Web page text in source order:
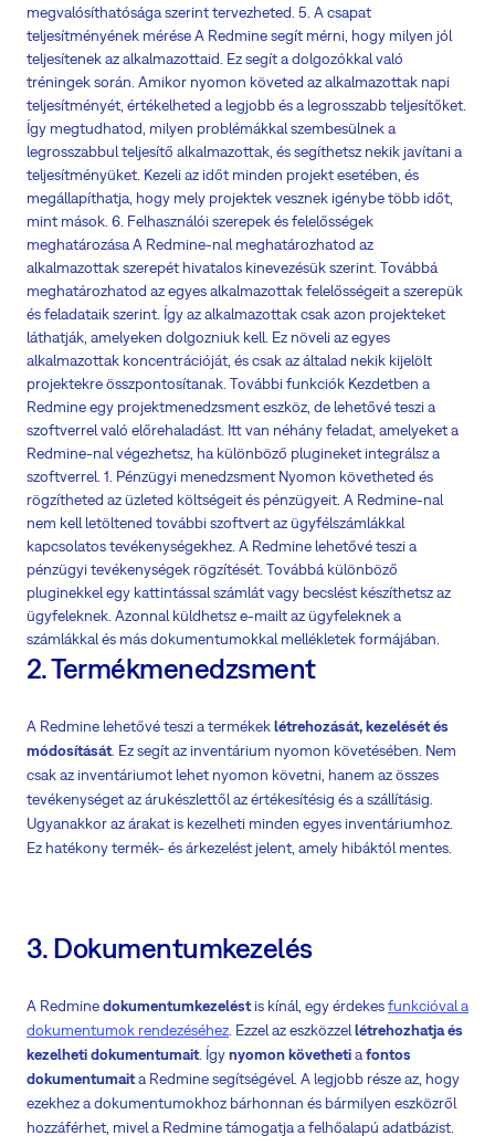
megvalósíthatósága szerint tervezheted. 5. A csapat
teljesítményének mérése A Redmine segít mérni, hogy milyen jól
teljesítenek az alkalmazottaid. Ez segít a dolgozókkal való
tréningek során. Amikor nyomon követed az alkalmazottak napi
teljesítményét, értékelheted a legjobb és a legrosszabb teljesítőket.
Így megtudhatod, milyen problémákkal szembesülnek a
legrosszabbul teljesítő alkalmazottak, és segíthetsz nekik javítani a
teljesítményüket. Kezeli az időt minden projekt esetében, és
megállapíthatja, hogy mely projektek vesznek igénybe több időt,
mint mások. 6. Felhasználói szerepek és felelősségek
meghatározása A Redmine-nal meghatározhatod az
alkalmazottak szerepét hivatalos kinevezésük szerint. Továbbá
meghatározhatod az egyes alkalmazottak felelősségeit a szerepük
és feladataik szerint. Így az alkalmazottak csak azon projekteket
láthatják, amelyeken dolgozniuk kell. Ez növeli az egyes
alkalmazottak koncentrációját, és csak az általad nekik kijelölt
projektekre összpontosítanak. További funkciók Kezdetben a
Redmine egy projektmenedzsment eszköz, de lehetővé teszi a
szoftverrel való előrehaladást. Itt van néhány feladat, amelyeket a
Redmine-nal végezhetsz, ha különböző plugineket integrálsz a
szoftverrel. 1. Pénzügyi menedzsment Nyomon követheted és
rögzítheted az üzleted költségeit és pénzügyeit. A Redmine-nal
nem kell letöltened további szoftvert az ügyfélszámlákkal
kapcsolatos tevékenységekhez. A Redmine lehetővé teszi a
pénzügyi tevékenységek rögzítését. Továbbá különböző
pluginekkel egy kattintással számlát vagy becslést készíthetsz az
ügyfeleknek. Azonnal küldhetsz e-mailt az ügyfeleknek a
számlákkal és más dokumentumokkal mellékletek formájában.
2. Termékmenedzsment
A Redmine lehetővé teszi a termékeklétrehozását, kezelését és
módosítását. Ez segít az inventárium nyomon követésében. Nem
csak az inventáriumot lehet nyomon követni, hanem az összes
tevékenységet az árukészlettől az értékesítésig és a szállításig.
Ugyanakkor az árakat is kezelheti minden egyes inventáriumhoz.
Ez hatékony termék- és árkezelést jelent, amely hibáktól mentes.
3. Dokumentumkezelés
A Redminedokumentumkezeléstis kínál, egy érdekesfunkcióval a
dokumentumok rendezéséhez . Ezzel az eszközzellétrehozhatja és
kezelheti dokumentumait. Ígynyomon követhetiafontos
dokumentumaita Redmine segítségével. A legjobb része az, hogy
ezekhez a dokumentumokhoz bárhonnan és bármilyen eszközről
hozzáférhet, mivel a Redmine támogatja a felhőalapú adatbázist.